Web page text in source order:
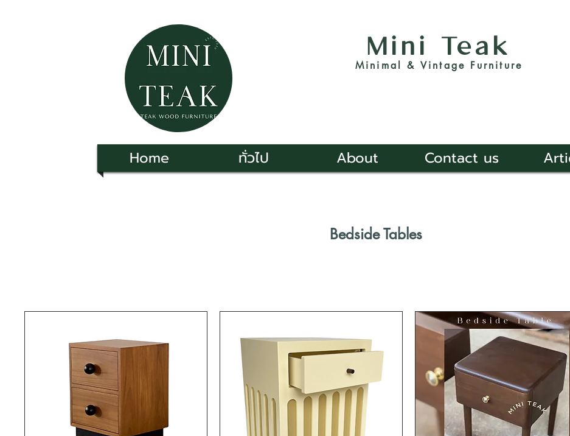
Mini Teak
Minimal & Vintage Furniture
Home ทั่วไป About Contact us
Bedside Tables